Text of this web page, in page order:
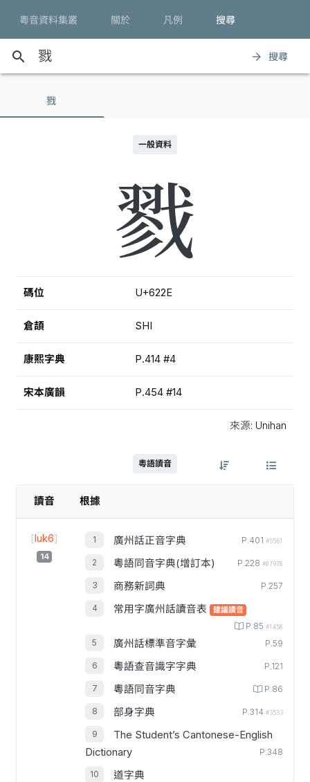
粵音資料集叢 關於 凡例 搜尋
search arrow_forward 搜尋
戮
一般資料
戮
碼位 U+622E
倉頡 SHI
康熙字典 P.414 #4
宋本廣韻 P.454 #14
來源: Unihan
粵語讀音
讀音 根據
[luk6]
14
廣州話正音字典 P.401 #5561
粵語同音字典(增訂本) P.228 #07978
商務新詞典 P.257
常用字廣州話讀音表 建議讀音
P.85 #1458
廣州話標準音字彙 P.59
粵語查音識字字典 P.121
粵語同音字典 P.86
部身字典 P.314 #3533
The Student’s Cantonese-English
Dictionary
P.348
道字典